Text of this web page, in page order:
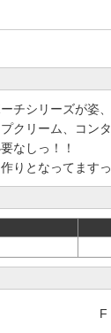
チシリーズが姿
クリーム、コン
なしっ！！
りとなってますっ
F